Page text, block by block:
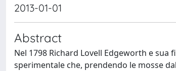
2013-01-01
Abstract
Nel 1798 Richard Lovell Edgeworth e
sperimentale che, prendendo le mosse